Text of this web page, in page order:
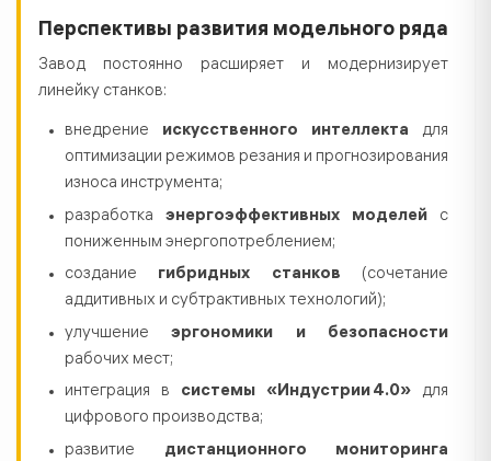
Перспективы развития модельного ряда
Завод постоянно расширяет и модернизирует
линейку станков:
внедрение искусственного интеллекта для
оптимизации режимов резания и прогнозирования
износа инструмента;
разработка энергоэффективных моделей с
пониженным энергопотреблением;
создание гибридных станков (сочетание
аддитивных и субтрактивных технологий);
улучшениеэргономики и безопасности
рабочих мест;
интеграция в системы «Индустрии 4.0» для
цифрового производства;
развитие дистанционного мониторинга